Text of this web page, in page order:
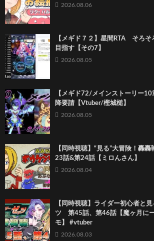
2026.08.06
【メギド７２】星間RTA そろそ
目指す【その7】
2026.08.05
【メギド72/メインストーリー
降要請【Vtuber/樫城槌】
2026.08.05
【同時視聴】“見る”大冒険！轟
23話&第24話【ミロんさん】
2026.08.04
【同時視聴】ライダー初心者と
ツ 第45話、第46話【魔ヶ月に
モ】 #vtuber
2026.08.03